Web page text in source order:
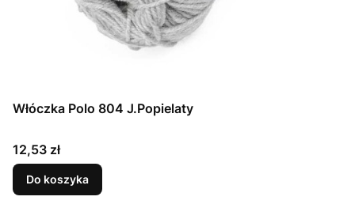
Włóczka Polo 804 J.Popielaty
Cena
12,53 zł
Do koszyka